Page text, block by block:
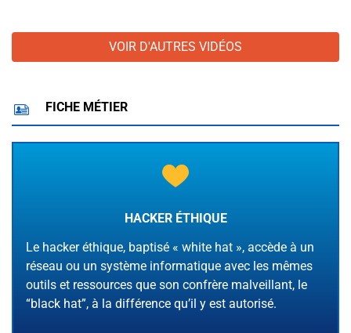
VOIR D'AUTRES VIDÉOS
FICHE MÉTIER
HACKER ÉTHIQUE
Le hacker éthique, baptisé « white hat », accède à un
réseau ou un système informatique avec les mêmes
outils et ressources que son confrère malveillant, le
“black hat”, à la différence qu’il y est autorisé.